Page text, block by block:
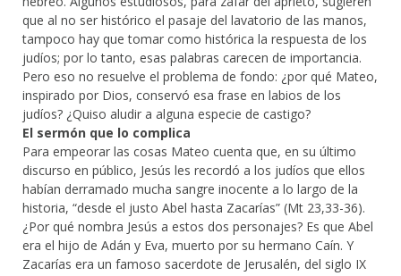
que al no ser histórico el pasaje del lavatorio de las manos,
tampoco hay que tomar como histórica la respuesta de los
judíos; por lo tanto, esas palabras carecen de importancia.
Pero eso no resuelve el problema de fondo: ¿por qué Mateo,
inspirado por Dios, conservó esa frase en labios de los
judíos? ¿Quiso aludir a alguna especie de castigo?
El sermón que lo complica
Para empeorar las cosas Mateo cuenta que, en su último
discurso en público, Jesús les recordó a los judíos que ellos
habían derramado mucha sangre inocente a lo largo de la
historia, “desde el justo Abel hasta Zacarías” (Mt 23,33-36).
¿Por qué nombra Jesús a estos dos personajes? Es que Abel
era el hijo de Adán y Eva, muerto por su hermano Caín. Y
Zacarías era un famoso sacerdote de Jerusalén, del siglo IX